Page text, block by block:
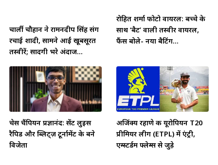
चार्ली चौहान ने रामनदीप सिंह संग
रचाई शादी, सामने आईं खूबसूरत
तस्वीरें; सादगी भरे अंदाज...
रोहित शर्मा फोटो वायरल: बच्चे के
साथ ‘बैट’ वाली तस्वीर वायरल,
फैंस बोले- नया बैटिंग...
चेस चैंपियन प्रज्ञानंद: सेंट लुइस
रैपिड और ब्लिट्ज़ टूर्नामेंट के बने
विजेता
अजिंक्य रहाणे की यूरोपियन T20
प्रीमियर लीग (ETPL) में एंट्री,
एम्स्टर्डम फ्लेम्स से जुड़े